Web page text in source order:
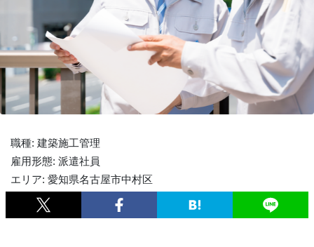
職種: 建築施工管理
雇用形態: 派遣社員
エリア: 愛知県名古屋市中村区